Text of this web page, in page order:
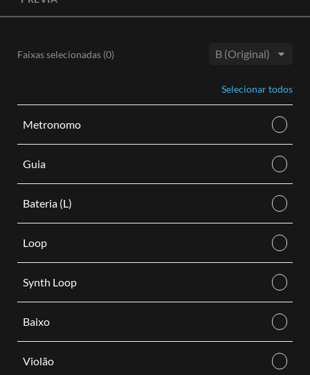
trilha sonora. Cada licença é para uso em um único vídeo.
Faixas selecionadas (0)
Selecionar todos
Metronomo
Guia
Bateria (L)
Loop
Synth Loop
Baixo
Violão